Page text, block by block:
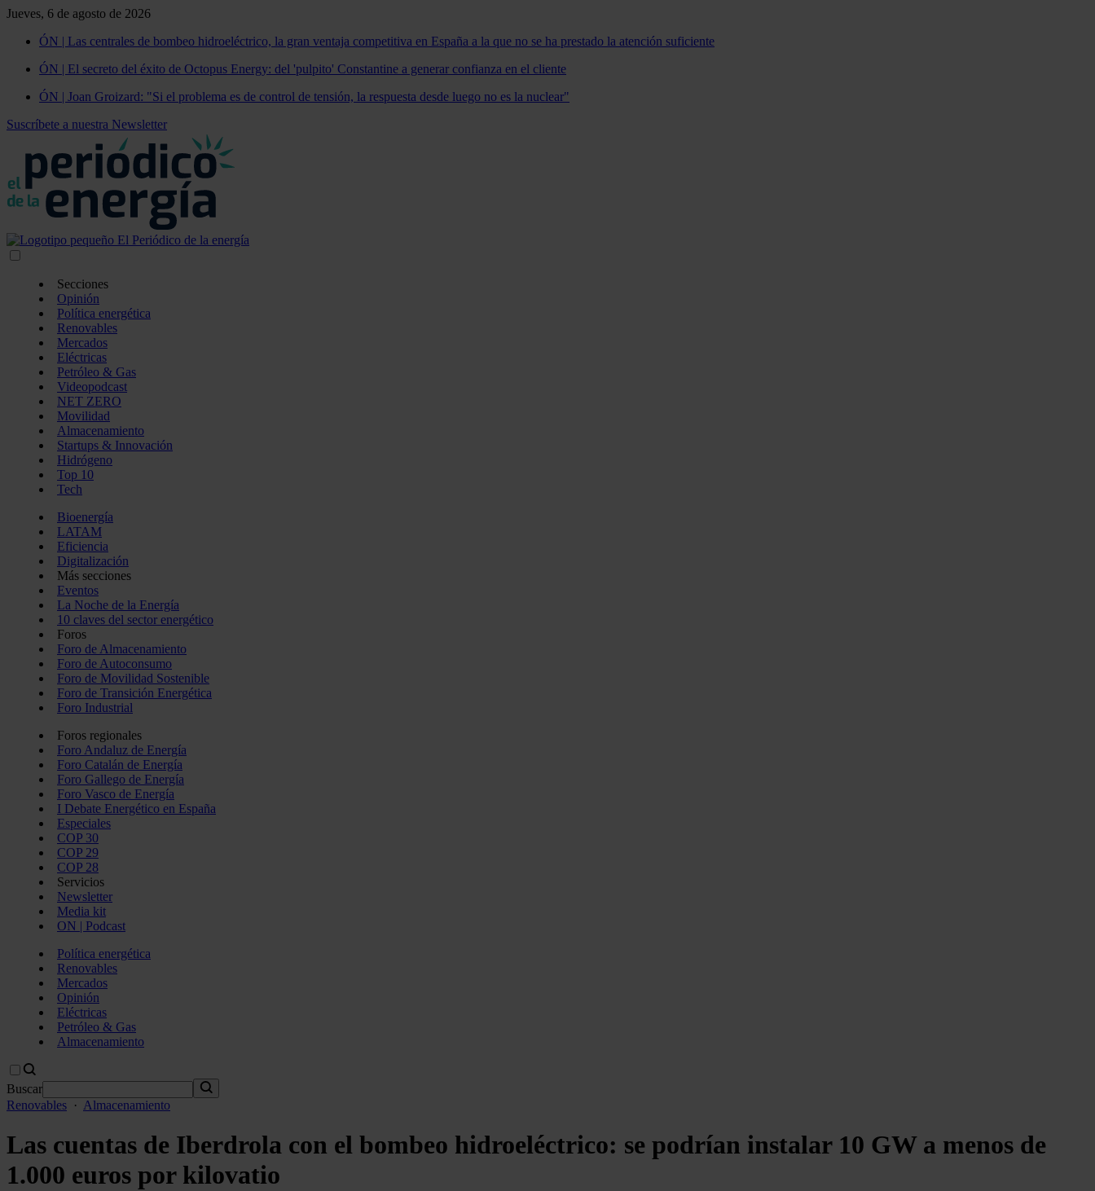
Jueves, 6 de agosto de 2026
ÓN | Las centrales de bombeo hidroeléctrico, la gran ventaja competitiva en España a la que no se ha prestado la atención suficiente
ÓN | El secreto del éxito de Octopus Energy: del 'pulpito' Constantine a generar confianza en el cliente
ÓN | Joan Groizard: "Si el problema es de control de tensión, la respuesta desde luego no es la nuclear"
Suscríbete a nuestra Newsletter
Secciones
Opinión
Política energética
Renovables
Mercados
Eléctricas
Petróleo & Gas
Videopodcast
NET ZERO
Movilidad
Almacenamiento
Startups & Innovación
Hidrógeno
Top 10
Tech
Bioenergía
LATAM
Eficiencia
Digitalización
Más secciones
Eventos
La Noche de la Energía
10 claves del sector energético
Foros
Foro de Almacenamiento
Foro de Autoconsumo
Foro de Movilidad Sostenible
Foro de Transición Energética
Foro Industrial
Foros regionales
Foro Andaluz de Energía
Foro Catalán de Energía
Foro Gallego de Energía
Foro Vasco de Energía
I Debate Energético en España
Especiales
COP 30
COP 29
COP 28
Servicios
Newsletter
Media kit
ON | Podcast
Política energética
Renovables
Mercados
Opinión
Eléctricas
Petróleo & Gas
Almacenamiento
Buscar
Renovables · Almacenamiento
Las cuentas de Iberdrola con el bombeo hidroeléctrico: se podrían instalar 10 GW a menos de
1.000 euros por kilovatio